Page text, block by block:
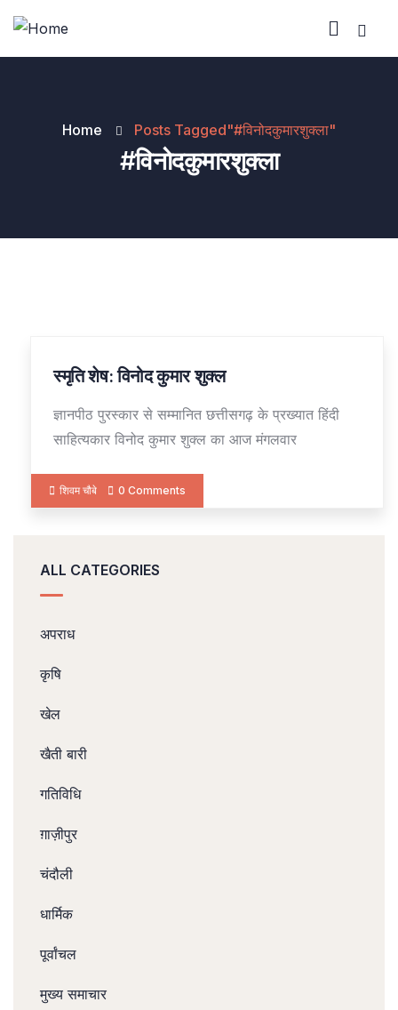
Home Posts Tagged"#विनोदकुमारशुक्ला"
#विनोदकुमारशुक्ला
23
स्मृति शेष: विनोद कुमार शुक्ल
ज्ञानपीठ पुरस्कार से सम्मानित छत्तीसगढ़ के प्रख्यात हिंदी
साहित्यकार विनोद कुमार शुक्ल का आज मंगलवार
शिवम चौबे 0 Comments
ALL CATEGORIES
अपराध
कृषि
खेल
खैती बारी
गतिविधि
ग़ाज़ीपुर
चंदौली
धार्मिक
पूर्वांचल
मुख्य समाचार